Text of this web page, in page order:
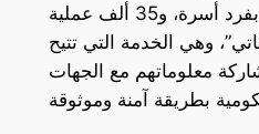
41 ألف عملية تعريف بفرد أسرة، و35 ألف عملية
وهي الخدمة التي تتيح
معلوماتهم مع الجهات